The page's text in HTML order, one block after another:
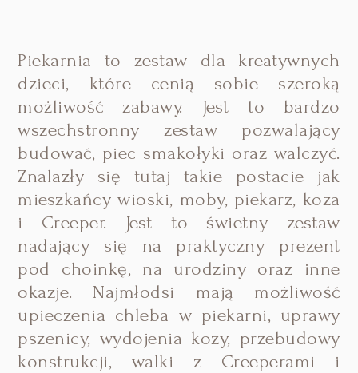
Piekarnia to zestaw dla kreatywnych
dzieci, które cenią sobie szeroką
możliwość zabawy. Jest to bardzo
wszechstronny zestaw pozwalający
budować, piec smakołyki oraz walczyć.
Znalazły się tutaj takie postacie jak
mieszkańcy wioski, moby, piekarz, koza
i Creeper. Jest to świetny zestaw
nadający się na praktyczny prezent
pod choinkę, na urodziny oraz inne
okazje. Najmłodsi mają możliwość
upieczenia chleba w piekarni, uprawy
pszenicy, wydojenia kozy, przebudowy
konstrukcji, walki z Creeperami i